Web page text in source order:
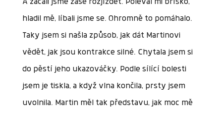
A začali jsme zase rozjíždět. Poléval mi bříško,
hladil mě, líbali jsme se. Ohromně to pomáhalo.
Taky jsem si našla způsob, jak dát Martinovi
vědět, jak jsou kontrakce silné. Chytala jsem si
do pěstí jeho ukazováčky. Podle sílící bolesti
jsem je tiskla, a když vlna končila, prsty jsem
uvolnila. Martin měl tak představu, jak moc mě